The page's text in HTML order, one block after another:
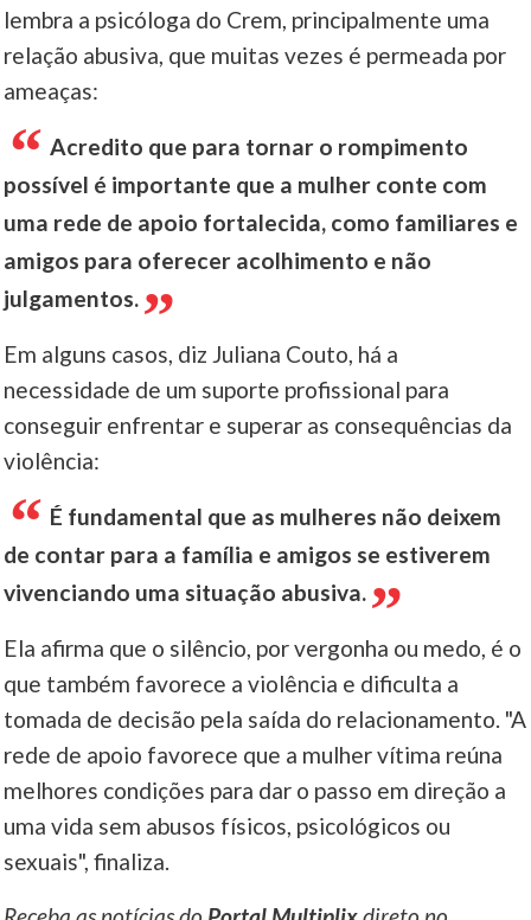
lembra a psicóloga do Crem, principalmente uma
relação abusiva, que muitas vezes é permeada por
ameaças:
Acredito que para tornar o rompimento
possível é importante que a mulher conte com
uma rede de apoio fortalecida, como familiares e
amigos para oferecer acolhimento e não
julgamentos.
Em alguns casos, diz Juliana Couto, há a
necessidade de um suporte profissional para
conseguir enfrentar e superar as consequências da
violência:
É fundamental que as mulheres não deixem
de contar para a família e amigos se estiverem
vivenciando uma situação abusiva.
Ela afirma que o silêncio, por vergonha ou medo, é o
que também favorece a violência e dificulta a
tomada de decisão pela saída do relacionamento. "A
rede de apoio favorece que a mulher vítima reúna
melhores condições para dar o passo em direção a
uma vida sem abusos físicos, psicológicos ou
sexuais", finaliza.